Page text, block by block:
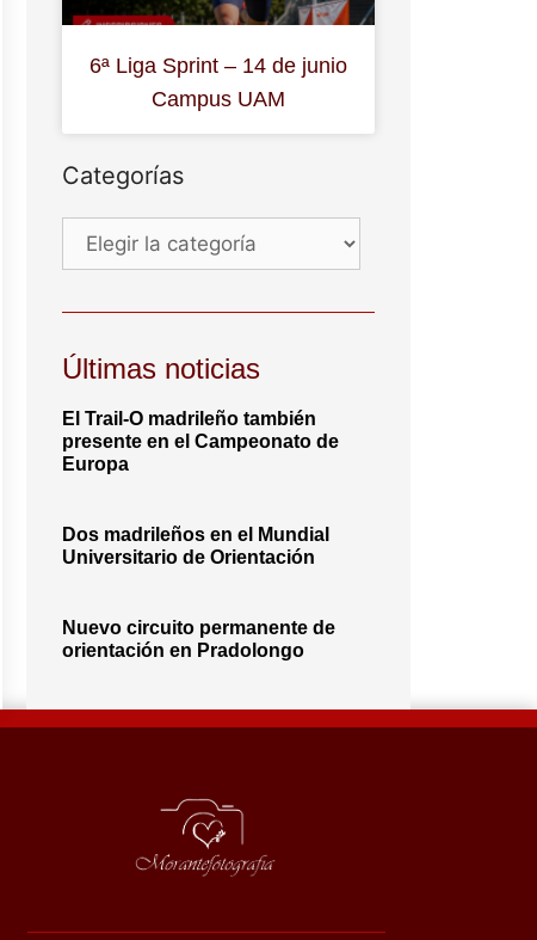
6ª Liga Sprint – 14 de junio
Campus UAM
Categorías
Últimas noticias
El Trail-O madrileño también
presente en el Campeonato de
Europa
Dos madrileños en el Mundial
Universitario de Orientación
Nuevo circuito permanente de
orientación en Pradolongo